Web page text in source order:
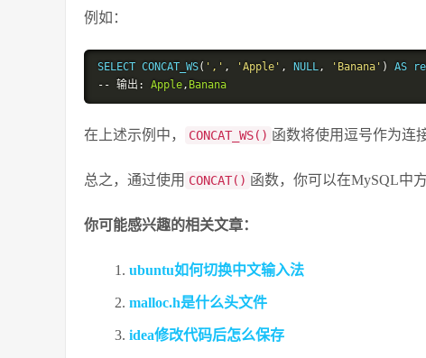
例如：
SELECT CONCAT_WS( ',' , 'Apple' , NULL, 'Banana' ) AS
-- 输出: Apple, Banana
在上述示例中， CONCAT_WS() 函数将使用逗号作为连
总之，通过使用 CONCAT() 函数，你可以在MySQL中
你可能感兴趣的相关文章：
ubuntu如何切换中文输入法
malloc.h是什么头文件
idea修改代码后怎么保存